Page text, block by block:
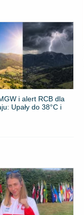
i alert RCB dla
Upały do 38°C i